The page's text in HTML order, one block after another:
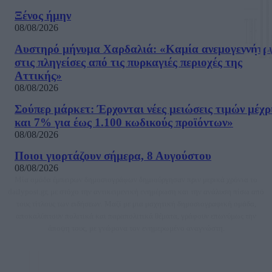
Ξένος ήμην
08/08/2026
Αυστηρό μήνυμα Χαρδαλιά: «Καμία
στις πληγείσες από τις πυρκαγιές περιοχές της
Αττικής»
08/08/2026
Σούπερ μάρκετ: Έρχονται νέες μειώσεις τιμών
και 7% για έως 1.100 κωδικούς προϊόντων»
08/08/2026
Ποιοι γιορτάζουν σήμερα, 8 Αυγούστου
08/08/2026